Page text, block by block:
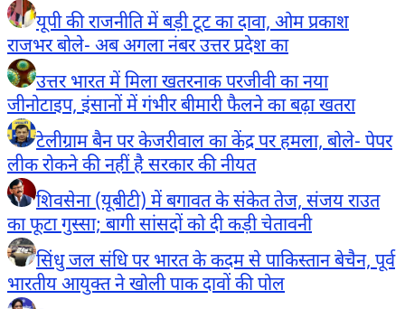
यूपी की राजनीति में बड़ी टूट का दावा, ओम प्रकाश
राजभर बोले- अब अगला नंबर उत्तर प्रदेश का
उत्तर भारत में मिला खतरनाक परजीवी का नया
जीनोटाइप, इंसानों में गंभीर बीमारी फैलने का बढ़ा खतरा
टेलीग्राम बैन पर केजरीवाल का केंद्र पर हमला, बोले- पेपर
लीक रोकने की नहीं है सरकार की नीयत
शिवसेना (यूबीटी) में बगावत के संकेत तेज, संजय राउत
का फूटा गुस्सा; बागी सांसदों को दी कड़ी चेतावनी
सिंधु जल संधि पर भारत के कदम से पाकिस्तान बेचैन, पूर्व
भारतीय आयुक्त ने खोली पाक दावों की पोल